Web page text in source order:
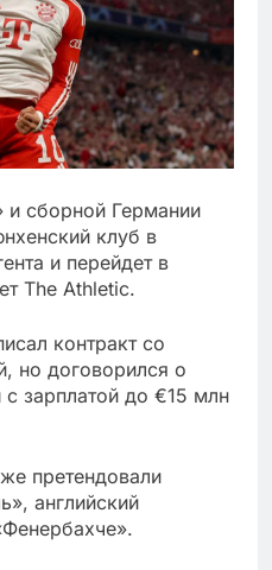
сборной Германии
клуб в
и перейдет в
The Athletic.
контракт со
но договорился о
с зарплатой до €15 млн
претендовали
английский